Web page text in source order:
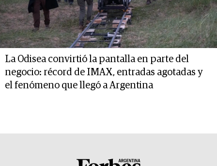
La Odisea convirtió la pantalla en parte del
negocio: récord de IMAX, entradas agotadas y
el fenómeno que llegó a Argentina